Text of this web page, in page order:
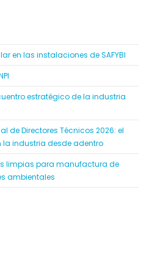
en las instalaciones de SAFYBI
estratégico de la industria
de Directores Técnicos 2026: el
la industria desde adentro
limpias para manufactura de
ambientales